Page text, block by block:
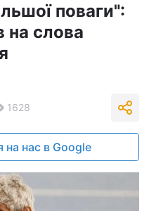
поваги":
на слова
1628
на нас в Google